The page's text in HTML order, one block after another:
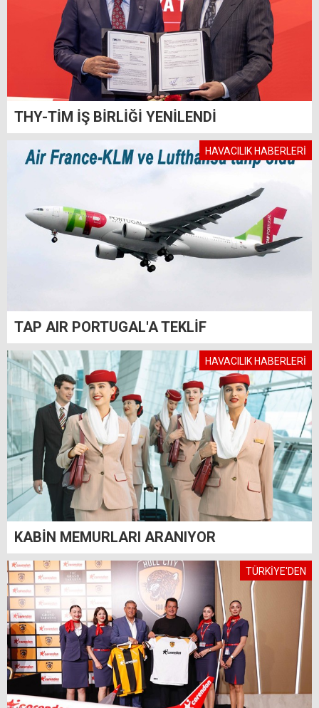
THY-TİM İŞ BİRLİĞİ YENİLENDİ
HAVACILIK HABERLERİ
TAP AIR PORTUGAL'A TEKLİF
HAVACILIK HABERLERİ
KABİN MEMURLARI ARANIYOR
TÜRKİYE'DEN